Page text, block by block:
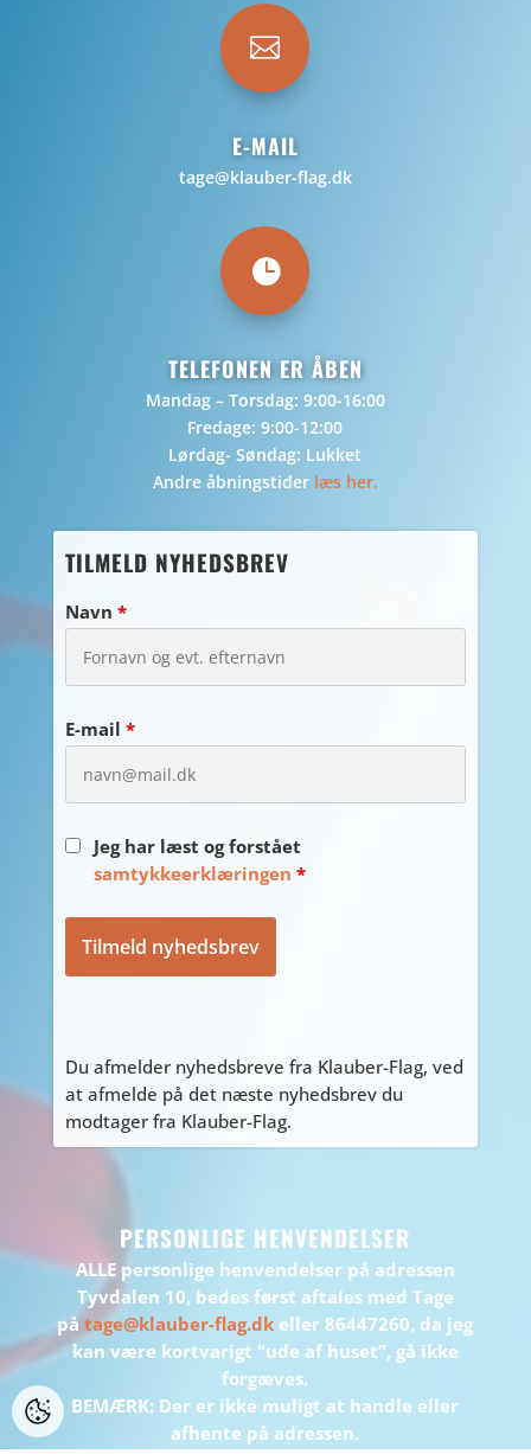

E-MAIL
tage@klauber-flag.dk

TELEFONEN ER ÅBEN
Mandag – Torsdag: 9:00-16:00
Fredage: 9:00-12:00
Lørdag- Søndag: Lukket
Andre åbningstider læs her.
TILMELD NYHEDSBREV
Navn *
E-mail *
Jeg har læst og forstået
samtykkeerklæringen *
Du afmelder nyhedsbreve fra Klauber-Flag, ved
at afmelde på det næste nyhedsbrev du
modtager fra Klauber-Flag.
PERSONLIGE HENVENDELSER
ALLE personlige henvendelser på adressen
Tyvdalen 10, bedes først aftales med Tage
på tage@klauber-flag.dk eller 86447260, da jeg
kan være kortvarigt “ude af huset”, gå ikke
forgæves.
BEMÆRK: Der er ikke muligt at handle eller
afhente på adressen.